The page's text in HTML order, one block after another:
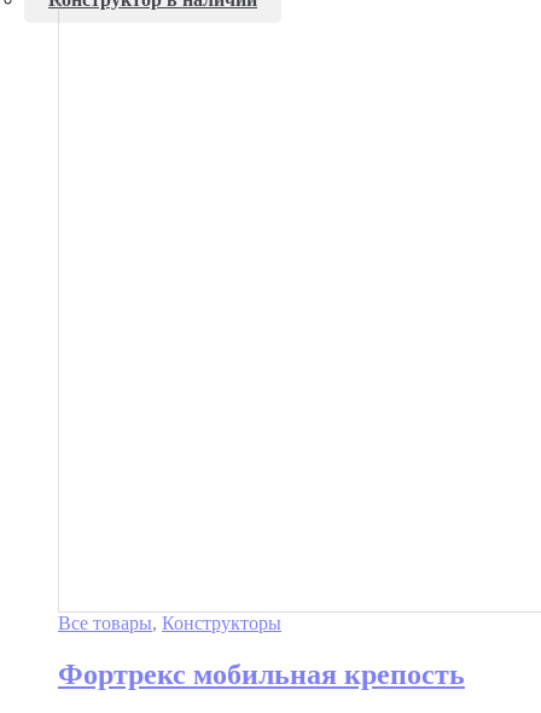
Все товары, Конструкторы
Фортрекс мобильная крепость